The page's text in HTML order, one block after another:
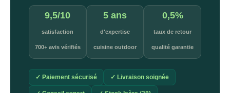
9,5/10
satisfaction
700+ avis vérifiés
5 ans
d'expertise
cuisine outdoor
0,5%
taux de retour
qualité garantie
✓ Paiement sécurisé ✓ Livraison soignée